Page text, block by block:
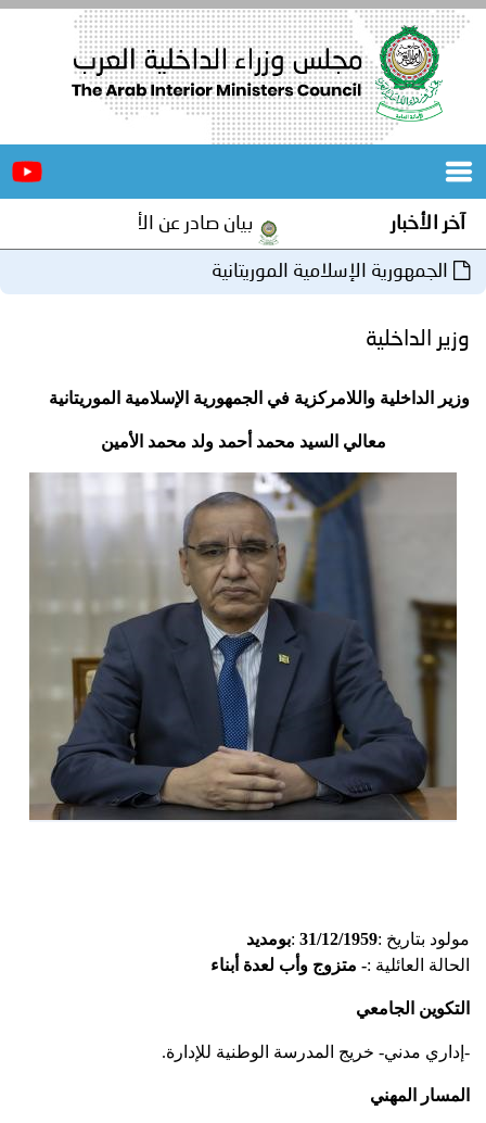
الرئيسية
المجلس
مؤتمرات
و
اجتماعات
جهود
برامج
الخدمات
وفيديو
مجلة
أصداء
الأمانة
إعلانات
من
نحن
اتصل
بنا
آخر الأخبار بيان صادر عن الأمانة العامة لمجلس
الجمهورية الإسلامية الموريتانية
وزير الداخلية
وزير الداخلية واللامركزية في الجمهورية الإسلامية الموريتانية
معالي السيد محمد أحمد ولد محمد الأمين
مولود بتاريخ :31/12/1959
:بومديد
الحالة العائلية :- متزوج وأب لعدة أبناء
التكوين الجامعي
-إداري مدني- خريج المدرسة الوطنية للإدارة.
المسار المهني